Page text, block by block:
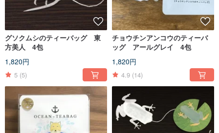
グソクムシのティーバッグ 東
方美人 4包
1,820円
5 (5)
チョウチンアンコウのティーバ
ッグ アールグレイ 4包
1,820円
4.9 (14)